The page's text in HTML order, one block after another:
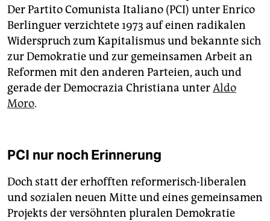
Der Partito Comunista Italiano (PCI) unter Enrico
Berlinguer verzichtete 1973 auf einen radikalen
Widerspruch zum Kapitalismus und bekannte sich
zur Demokratie und zur gemeinsamen Arbeit an
Reformen mit den anderen Parteien, auch und
gerade der Democrazia Christiana unterAldo
Moro.
PCI nur noch Erinnerung
Doch statt der erhofften reformerisch-liberalen
und sozialen neuen Mitte und eines gemeinsamen
Projekts der versöhnten pluralen Demokratie